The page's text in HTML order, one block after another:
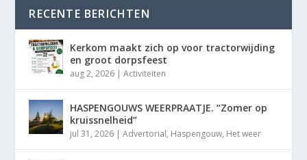
RECENTE BERICHTEN
Kerkom maakt zich op voor tractorwijding
en groot dorpsfeest
aug 2, 2026 |Activiteiten
HASPENGOUWS WEERPRAATJE. “Zomer op
kruissnelheid”
jul 31, 2026 |Advertorial, Haspengouw, Het weer